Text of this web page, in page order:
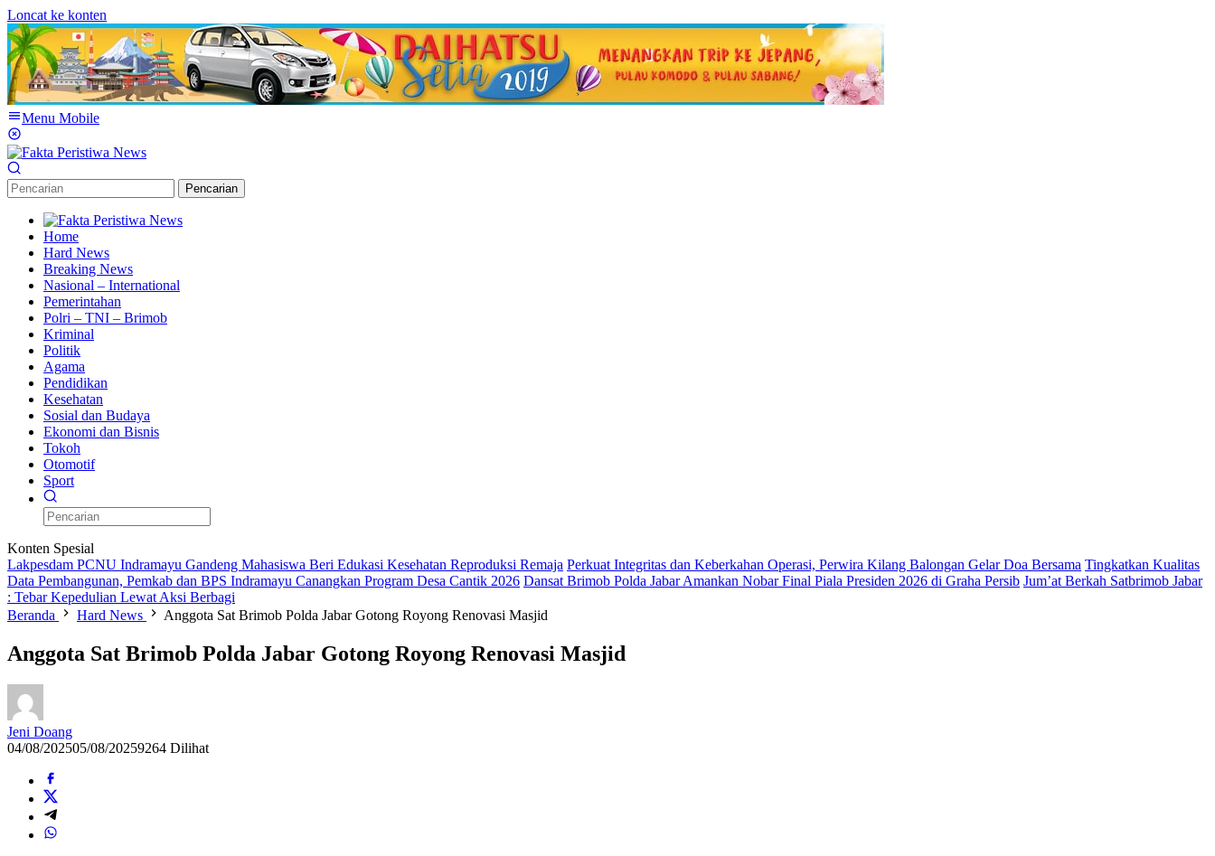
Loncat ke konten
Menu Mobile
Pencarian
Home
Hard News
Breaking News
Nasional – International
Pemerintahan
Polri – TNI – Brimob
Kriminal
Politik
Agama
Pendidikan
Kesehatan
Sosial dan Budaya
Ekonomi dan Bisnis
Tokoh
Otomotif
Sport
Konten Spesial
Lakpesdam PCNU Indramayu Gandeng Mahasiswa Beri Edukasi Kesehatan Reproduksi Remaja Perkuat Integritas dan Keberkahan Operasi, Perwira Kilang Balongan Gelar Doa Bersama Tingkatkan Kualitas
Data Pembangunan, Pemkab dan BPS Indramayu Canangkan Program Desa Cantik 2026 Dansat Brimob Polda Jabar Amankan Nobar Final Piala Presiden 2026 di Graha Persib Jum’at Berkah Satbrimob Jabar
: Tebar Kepedulian Lewat Aksi Berbagi
Beranda
Hard News Anggota Sat Brimob Polda Jabar Gotong Royong Renovasi Masjid
Anggota Sat Brimob Polda Jabar Gotong Royong Renovasi Masjid
Jeni Doang
04/08/202505/08/20259264 Dilihat